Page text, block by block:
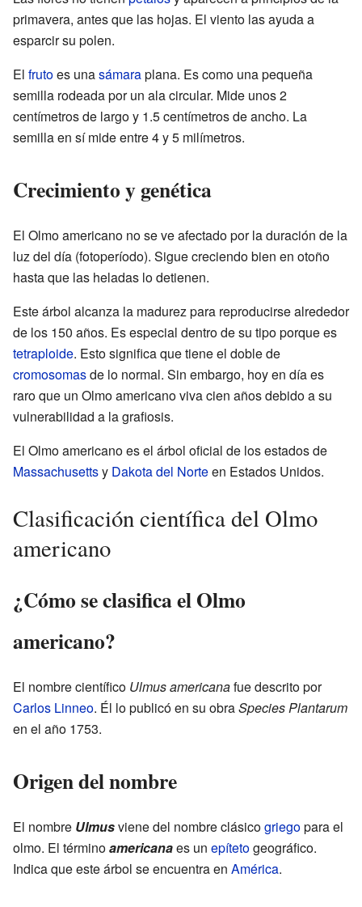
primavera, antes que las hojas. El viento las ayuda a
esparcir su polen.
El frutoes unasámaraplana. Es como una pequeña
semilla rodeada por un ala circular. Mide unos 2
centímetros de largo y 1.5 centímetros de ancho. La
semilla en sí mide entre 4 y 5 milímetros.
Crecimiento y genética
El Olmo americano no se ve afectado por la duración de la
luz del día (fotoperíodo). Sigue creciendo bien en otoño
hasta que las heladas lo detienen.
Este árbol alcanza la madurez para reproducirse alrededor
de los 150 años. Es especial dentro de su tipo porque es
tetraploide. Esto significa que tiene el doble de
cromosomasde lo normal. Sin embargo, hoy en día es
raro que un Olmo americano viva cien años debido a su
vulnerabilidad a la grafiosis.
El Olmo americano es el árbol oficial de los estados de
Massachusettsy Dakota del Norteen Estados Unidos.
Clasificación científica del Olmo
americano
¿Cómo se clasifica el Olmo
americano?
El nombre científico Ulmus americanafue descrito por
Carlos Linneo. Él lo publicó en su obraSpecies Plantarum
en el año 1753.
Origen del nombre
El nombre Ulmusviene del nombre clásicogriegopara el
olmo. El términoamericanaes un epítetogeográfico.
Indica que este árbol se encuentra en América.